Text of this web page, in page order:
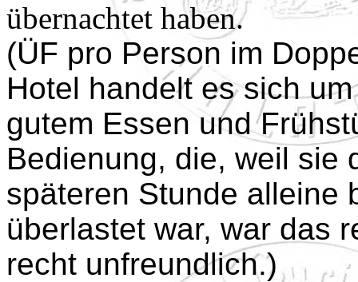
übernachtet haben.
(ÜF pro Person im
Hotel handelt es sich
gutem Essen und
Bedienung, die, weil sie
späteren Stunde alleine
überlastet war, war das
recht unfreundlich.)